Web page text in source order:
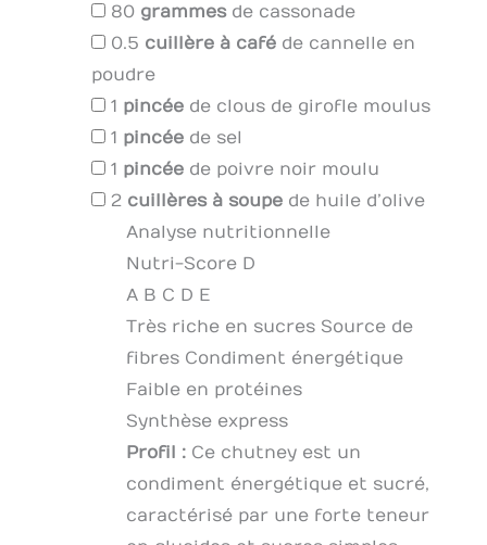
80 grammesde cassonade
0.5 cuillère à café de cannelle en
poudre
1 pincée de clous de girofle moulus
1 pincée de sel
1 pincée de poivre noir moulu
2 cuillères à soupe de huile d’olive
Analyse nutritionnelle
Nutri-Score D
A B C D E
Très riche en sucres Source de
fibres Condiment énergétique
Faible en protéines
Synthèse express
Profil : Ce chutney est un
condiment énergétique et sucré,
caractérisé par une forte teneur